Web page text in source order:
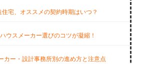
住宅、オススメの契約時期はいつ？
ウスメーカー選びのコツが凝縮！
カー・設計事務所別の進め方と注意点